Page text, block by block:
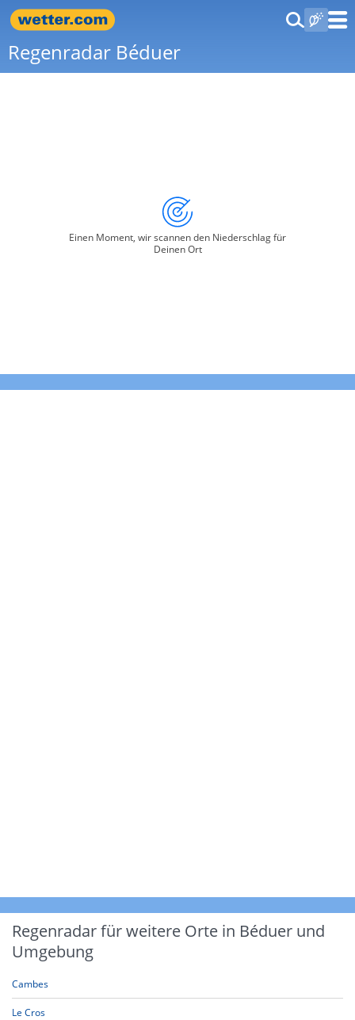
Regenradar Béduer
Einen Moment, wir scannen den Niederschlag für
Deinen Ort
Regenradar für weitere Orte in Béduer und
Umgebung
Cambes
Le Cros